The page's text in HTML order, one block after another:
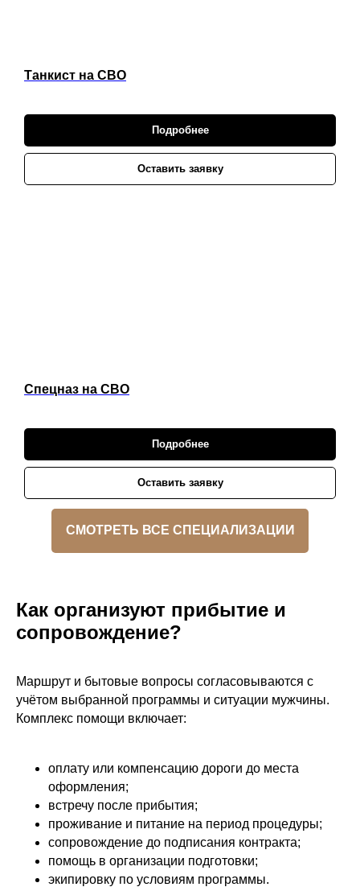
Танкист на СВО
Подробнее
Оставить заявку
Спецназ на СВО
Подробнее
Оставить заявку
СМОТРЕТЬ ВСЕ СПЕЦИАЛИЗАЦИИ
Как организуют прибытие и
сопровождение?
Маршрут и бытовые вопросы согласовываются с
учётом выбранной программы и ситуации мужчины.
Комплекс помощи включает:
оплату или компенсацию дороги до места
оформления;
встречу после прибытия;
проживание и питание на период процедуры;
сопровождение до подписания контракта;
помощь в организации подготовки;
экипировку по условиям программы.